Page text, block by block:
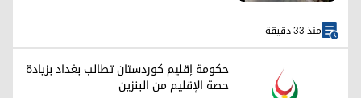
منذ 33 دقيقة
حكومة إقليم كوردستان تطالب بغداد بزيادة
حصة الإقليم من البنزين